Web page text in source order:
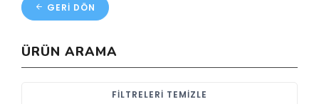
GERI DÖN
ÜRÜN ARAMA
FILTRELERI TEMIZLE